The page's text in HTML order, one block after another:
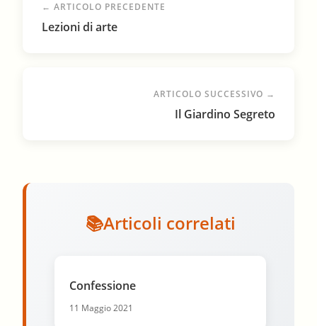
← ARTICOLO PRECEDENTE
Lezioni di arte
ARTICOLO SUCCESSIVO →
Il Giardino Segreto
Articoli correlati
Confessione
11 Maggio 2021